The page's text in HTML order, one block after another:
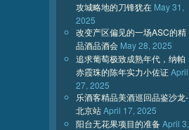
攻城略地的刀锋犹在 May 31,
2025
改变产区偏见的一场ASC的精
品酒品酒会 May 28, 2025
追求葡萄极致成熟年代，纳帕
赤霞珠的陈年实力小佐证April
27, 2025
乐酒客精品美酒巡回品鉴沙龙-
北京站April 17, 2025
阳台无花果项目的准备April 3,